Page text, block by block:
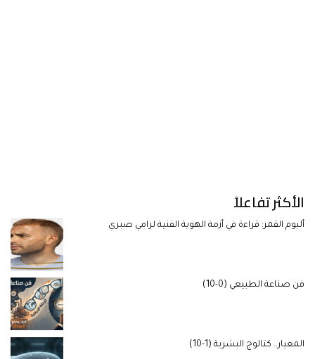
الأكثر تفاعلاً
ألبوم القمر: قراءة في أزمة الهوية الفنية لرامي صبري
فن صناعة الطبيعي (0-10)
المعيار.. كتالوج البشرية (1-10)